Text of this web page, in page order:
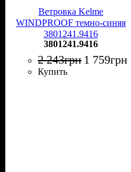
Ветровка Kelme
WINDPROOF темно-синяя
3801241.9416
3801241.9416
2 243грн 1 759грн
Купить